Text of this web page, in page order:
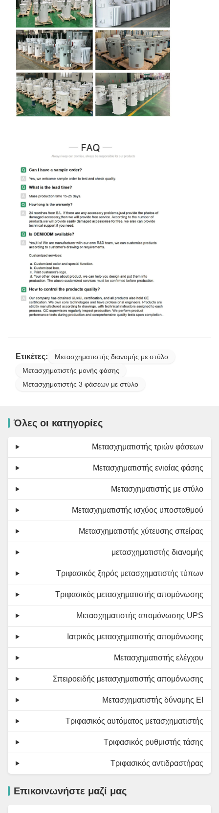
Ετικέτες:
Μετασχηματιστής διανομής με στύλο
Μετασχηματιστής μονής φάσης
Μετασχηματιστής 3 φάσεων με στύλο
Όλες οι κατηγορίες
Μετασχηματιστής τριών φάσεων
Μετασχηματιστής ενιαίας φάσης
Μετασχηματιστής με στύλο
Μετασχηματιστής ισχύος υποσταθμού
Μετασχηματιστής χύτευσης σπείρας
μετασχηματιστής διανομής
Τριφασικός ξηρός μετασχηματιστής τύπων
Τριφασικός μετασχηματιστής απομόνωσης
Μετασχηματιστής απομόνωσης UPS
Ιατρικός μετασχηματιστής απομόνωσης
Μετασχηματιστής ελέγχου
Σπειροειδής μετασχηματιστής απομόνωσης
Μετασχηματιστής δύναμης EI
Τριφασικός αυτόματος μετασχηματιστής
Τριφασικός ρυθμιστής τάσης
Τριφασικός αντιδραστήρας
Επικοινωνήστε μαζί μας